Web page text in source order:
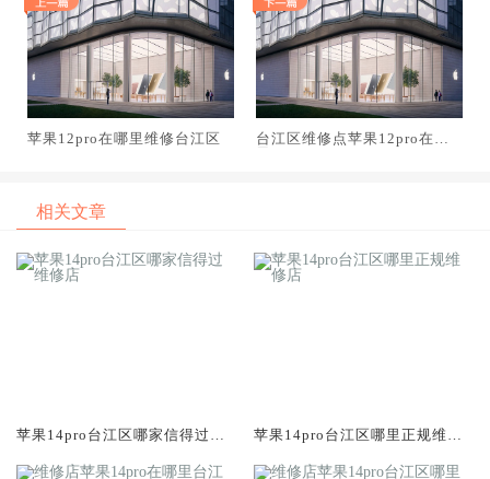
苹果12pro在哪里维修台江区
台江区维修点苹果12pro在哪
相关文章
苹果14pro台江区哪家信得过维
苹果14pro台江区哪里正规维修